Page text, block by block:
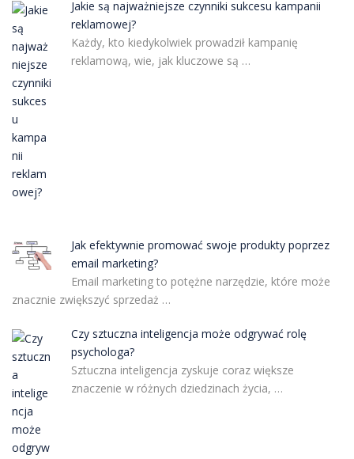
Jakie są najważniejsze czynniki sukcesu kampanii
reklamowej?
Każdy, kto kiedykolwiek prowadził kampanię
reklamową, wie, jak kluczowe są …
Jak efektywnie promować swoje produkty poprzez
email marketing?
Email marketing to potężne narzędzie, które może
znacznie zwiększyć sprzedaż …
Czy sztuczna inteligencja może odgrywać rolę
psychologa?
Sztuczna inteligencja zyskuje coraz większe
znaczenie w różnych dziedzinach życia, …